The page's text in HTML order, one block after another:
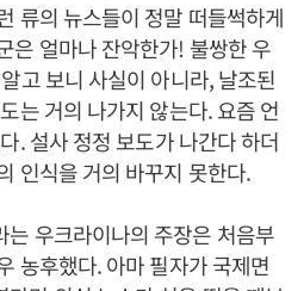
류의 뉴스들이 정말 떠들썩하게
은 얼마나 잔악한가! 불쌍한 우
고 보니 사실이 아니라, 날조된
는 거의 나가지 않는다. 요즘 언
. 설사 정정 보도가 나간다 하더
인식을 거의 바꾸지 못한다.
우크라이나의 주장은 처음부
농후했다. 아마 필자가 국제면